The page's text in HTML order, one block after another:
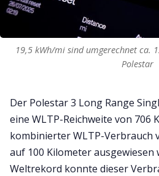
19,5 kWh/mi sind umgerechnet ca.
Polestar
Der Polestar 3 Long Range
eine WLTP-Reichweite von 706
kombinierter WLTP-Verbrauch
auf 100 Kilometer ausgewiesen
Weltrekord konnte dieser